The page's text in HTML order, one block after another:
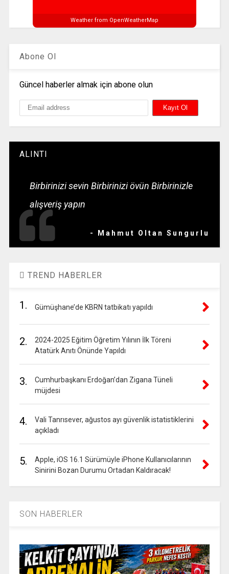
Weather from OpenWeatherMap
Abone Ol
Güncel haberler almak için abone olun
ALINTI
Birbirinizi sevin Birbirinizi övün Birbirinizle
alışveriş yapın
- Mahmut Oltan Sungurlu
TREND HABERLER
1. Gümüşhane’de KBRN tatbikatı yapıldı
2.
2024-2025 Eğitim Öğretim Yılının İlk Töreni
Atatürk Anıtı Önünde Yapıldı
3.
Cumhurbaşkanı Erdoğan’dan Zigana Tüneli
müjdesi
4.
Vali Tanrısever, ağustos ayı güvenlik istatistiklerini
açıkladı
5.
Apple, iOS 16.1 Sürümüyle iPhone Kullanıcılarının
Sinirini Bozan Durumu Ortadan Kaldıracak!
SON HABERLER